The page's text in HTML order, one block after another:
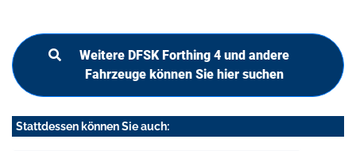
Weitere DFSK Forthing 4 und andere
Fahrzeuge können Sie hier suchen
Stattdessen können Sie auch: